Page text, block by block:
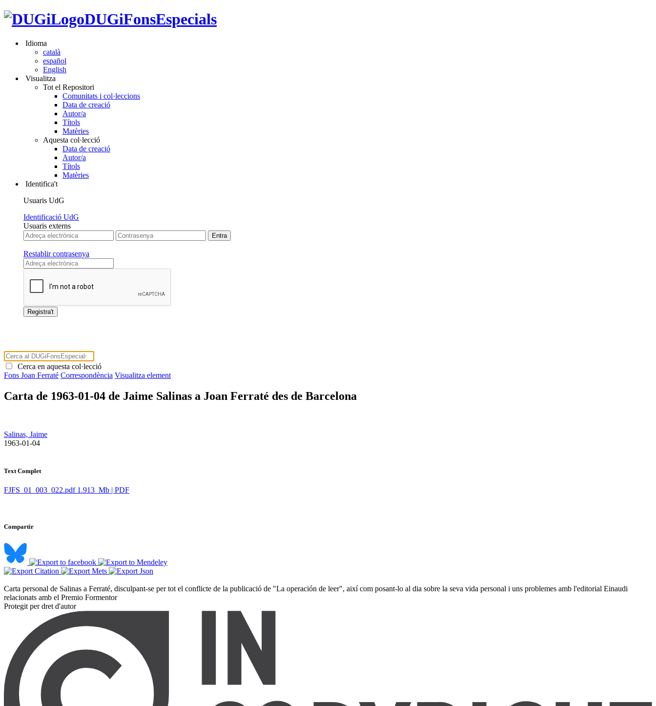
DUGiFonsEspecials
Idioma
català
español
English
Visualitza
Tot el Repositori
Comunitats i col·leccions
Data de creació
Autor/a
Títols
Matèries
Aquesta col·lecció
Data de creació
Autor/a
Títols
Matèries
Identifica't
Usuaris UdG
Identificació UdG
Usuaris externs
Restablir contrasenya
Cerca en aquesta col·lecció
Fons Joan Ferraté Correspondència Visualitza element
Carta de 1963-01-04 de Jaime Salinas a Joan Ferraté des de Barcelona
Salinas, Jaime
​ 1963-01-04
Text Complet
FJFS_01_003_022.pdf 1.913 Mb | PDF
Compartir
Carta personal de Salinas a Ferraté, disculpant-se per tot el conflicte de la publicació de "La operación de leer", així com posant-lo al dia sobre la seva vida personal i uns problemes amb l'editorial Einaudi
relacionats amb el Premio Formentor ​
Protegit per dret d'autor